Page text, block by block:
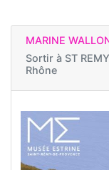
MARINE
Sortir à ST
Rhône